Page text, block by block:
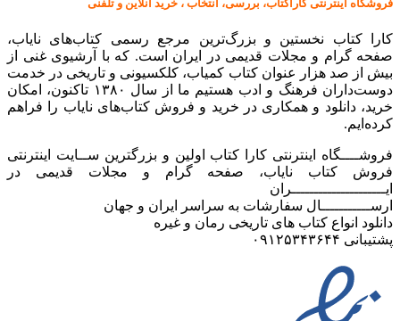
فروشگاه اینترنتی کاراکتاب، بررسی، انتخاب ، خرید آنلاین و تلفنی
کارا کتاب نخستین و بزرگ‌ترین مرجع رسمی کتاب‌های نایاب،
صفحه گرام و مجلات قدیمی در ایران است. که با آرشیوی غنی از
بیش از صد هزار عنوان کتاب کمیاب، کلکسیونی و تاریخی در خدمت
دوست‌داران فرهنگ و ادب هستیم ما از سال ۱۳۸۰ تاکنون، امکان
خرید، دانلود و همکاری در خرید و فروش کتاب‌های نایاب را فراهم
کرده‌ایم.
فروشــــگاه اینترنتی کارا کتاب اولین و بزرگترین ســایت اینترنتی
فروش کتاب نایاب، صفحه گرام و مجلات قدیمی در
ایـــــــــــــــــــــران
ارســـــــــــال سفارشات به سراسر ایران و جهان
دانلود انواع کتاب های تاریخی رمان و غیره
پشتیبانی ۰۹۱۲۵۳۴۳۶۴۴